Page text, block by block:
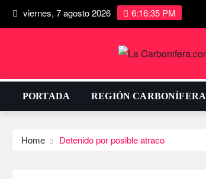
viernes, 7 agosto 2026 6:16:36 PM
PORTADA REGIÓN CARBONÍFERA
Home Detenido por posible atraco